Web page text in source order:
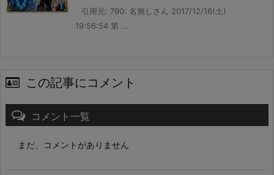
引用元: 790: 名無しさん 2017/12/16(土)
19:56:54 第 ...
この記事にコメント
コメント一覧
まだ、コメントがありません